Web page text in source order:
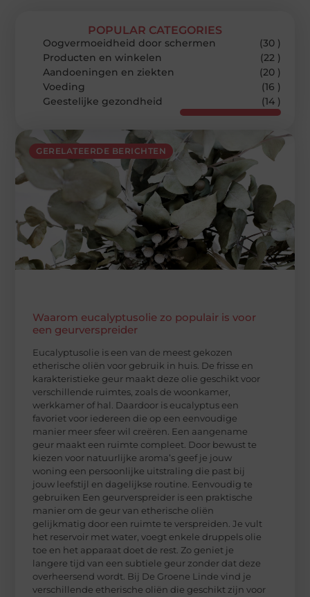
GERELATEERDE BERICHTEN
Waarom eucalyptusolie zo populair is voor
een geurverspreider
Eucalyptusolie is een van de meest gekozen
etherische oliën voor gebruik in huis. De frisse en
karakteristieke geur maakt deze olie geschikt voor
verschillende ruimtes, zoals de woonkamer,
werkkamer of hal. Daardoor is eucalyptus een
favoriet voor iedereen die op een eenvoudige
manier meer sfeer wil creëren. Een aangename
geur maakt een ruimte compleet. Door bewust te
kiezen voor natuurlijke aroma’s geef je jouw
woning een persoonlijke uitstraling die past bij
jouw leefstijl en dagelijkse routine. Eenvoudig te
gebruiken Een geurverspreider is een praktische
manier om de geur van etherische oliën
gelijkmatig door een ruimte te verspreiden. Je vult
het reservoir met water, voegt enkele druppels olie
toe en het apparaat doet de rest. Zo geniet je
langere tijd van een subtiele geur zonder dat deze
overheersend wordt. Bij De Groene Linde vind je
verschillende etherische oliën die geschikt zijn voor
POPULAR CATEGORIES
Oogvermoeidheid door schermen
(30 )
Producten en winkelen
(22 )
Aandoeningen en ziekten
(20 )
Voeding
(16 )
Geestelijke gezondheid
(14 )